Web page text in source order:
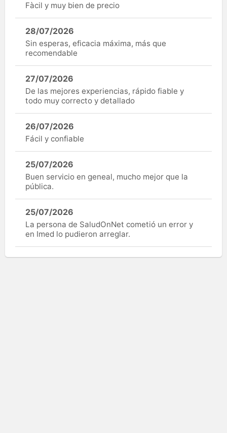
Fàcil y muy bien de precio
28/07/2026
Sin esperas, eficacia máxima, más que
recomendable
27/07/2026
De las mejores experiencias, rápido fiable y
todo muy correcto y detallado
26/07/2026
Fácil y confiable
25/07/2026
Buen servicio en geneal, mucho mejor que la
pública.
25/07/2026
La persona de SaludOnNet cometió un error y
en Imed lo pudieron arreglar.